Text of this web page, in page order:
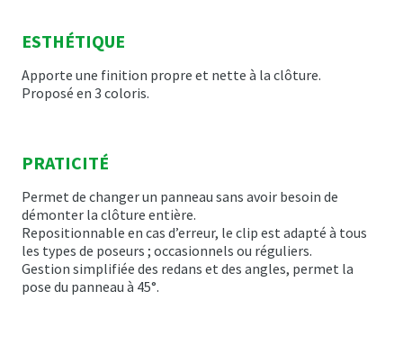
ESTHÉTIQUE
Apporte une finition propre et nette à la clôture.
Proposé en 3 coloris.
PRATICITÉ
Permet de changer un panneau sans avoir besoin de
démonter la clôture entière.
Repositionnable en cas d’erreur, le clip est adapté à tous
les types de poseurs ; occasionnels ou réguliers.
Gestion simplifiée des redans et des angles, permet la
pose du panneau à 45°.